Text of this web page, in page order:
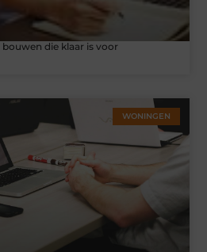
die klaar is voor
WONINGEN